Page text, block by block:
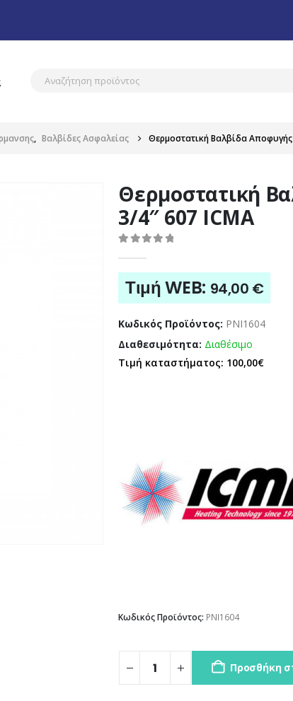
, Βαλβίδες Ασφαλείας Θερμοστατική Βαλβίδα
Θερμοστατική
3/4″ 607 ICMA
Τιμή WEB: 94,00 €
Κωδικός Προϊόντος: PNI1604
Διαθεσιμότητα: Διαθέσιμο
Τιμή καταστήματος: 100,00€
Κωδικός Προϊόντος: PNI1604
Προσθήκη